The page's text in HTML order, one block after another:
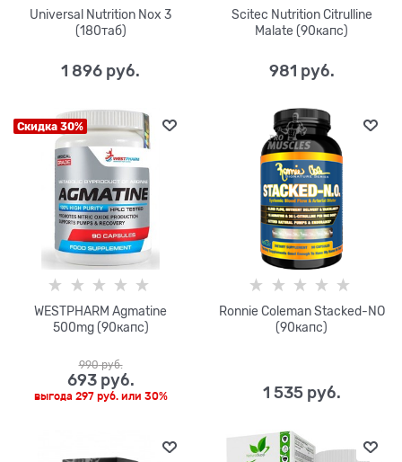
Universal Nutrition Nox 3
(180таб)
1 896 руб.
Scitec Nutrition Citrulline
Malate (90капс)
981 руб.
Скидка 30%
WESTPHARM Agmatine
500mg (90капс)
990 руб.
693 руб.
выгода 297 руб.или 30%
Ronnie Coleman Stacked-NO
(90капс)
1 535 руб.